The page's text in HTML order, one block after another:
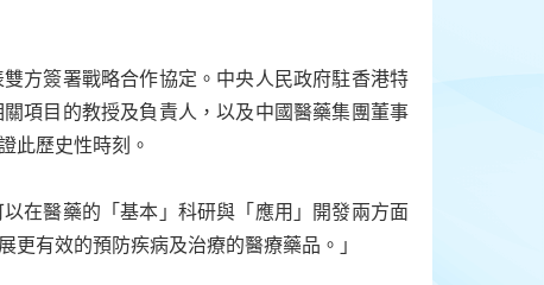
方簽署戰略合作協定。中央人民政府駐香港特
項目的教授及負責人，以及中國醫藥集團董事
此歷史性時刻。
在醫藥的「基本」科研與「應用」開發兩方面
有效的預防疾病及治療的醫療藥品。」